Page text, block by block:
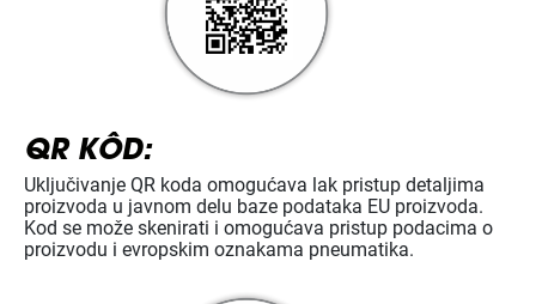
QR KÔD:
Uključivanje QR koda omogućava lak pristup detaljima
proizvoda u javnom delu baze podataka EU proizvoda.
Kod se može skenirati i omogućava pristup podacima o
proizvodu i evropskim oznakama pneumatika.